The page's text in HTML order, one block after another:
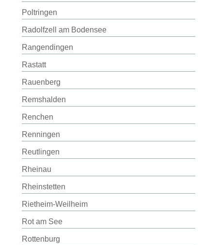
Poltringen
Radolfzell am Bodensee
Rangendingen
Rastatt
Rauenberg
Remshalden
Renchen
Renningen
Reutlingen
Rheinau
Rheinstetten
Rietheim-Weilheim
Rot am See
Rottenburg